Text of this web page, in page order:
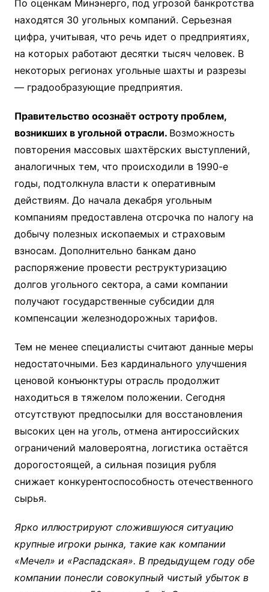
По оценкам Минэнерго, под угрозой банкротства
находятся 30 угольных компаний. Серьезная
цифра, учитывая, что речь идет о предприятиях,
на которых работают десятки тысяч человек. В
некоторых регионах угольные шахты и разрезы
— градообразующие предприятия.
Правительство осознаёт остроту проблем,
возникших в угольной отрасли. Возможность
повторения массовых шахтёрских выступлений,
аналогичных тем, что происходили в 1990-е
годы, подтолкнула власти к оперативным
действиям. До начала декабря угольным
компаниям предоставлена отсрочка по налогу на
добычу полезных ископаемых и страховым
взносам. Дополнительно банкам дано
распоряжение провести реструктуризацию
долгов угольного сектора, а сами компании
получают государственные субсидии для
компенсации железнодорожных тарифов.
Тем не менее специалисты считают данные меры
недостаточными. Без кардинального улучшения
ценовой конъюнктуры отрасль продолжит
находиться в тяжелом положении. Сегодня
отсутствуют предпосылки для восстановления
высоких цен на уголь, отмена антироссийских
ограничений маловероятна, логистика остаётся
дорогостоящей, а сильная позиция рубля
снижает конкурентоспособность отечественного
сырья.
Ярко иллюстрируют сложившуюся ситуацию
крупные игроки рынка, такие как компании
«Мечел» и «Распадская». В предыдущем году обе
компании понесли совокупный чистый убыток в